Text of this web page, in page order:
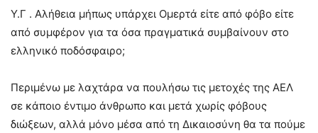
Υ.Γ . Αλήθεια μήπως υπάρχει Ομερτά είτε από φόβο είτε
από συμφέρον για τα όσα πραγματικά συμβαίνουν στο
ελληνικό ποδόσφαιρο;
Περιμένω με λαχτάρα να πουλήσω τις μετοχές της ΑΕΛ
σε κάποιο έντιμο άνθρωπο και μετά χωρίς φόβους
διώξεων, αλλά μόνο μέσα από τη Δικαιοσύνη θα τα πούμε